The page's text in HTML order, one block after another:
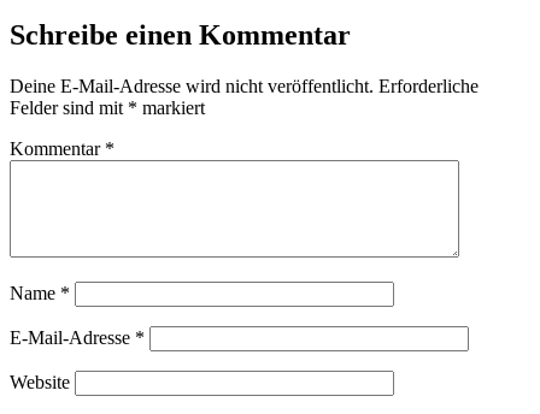
Schreibe einen Kommentar
Deine E-Mail-Adresse wird nicht veröffentlicht. Erforderliche
Felder sind mit * markiert
Kommentar *
Name *
E-Mail-Adresse *
Website